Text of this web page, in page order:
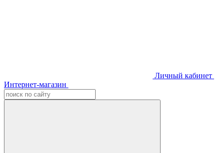
Личный кабинет
Интернет-магазин